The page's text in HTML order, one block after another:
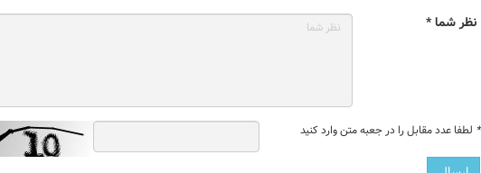
نظر شما *
* لطفا عدد مقابل را در جعبه متن وارد کنید